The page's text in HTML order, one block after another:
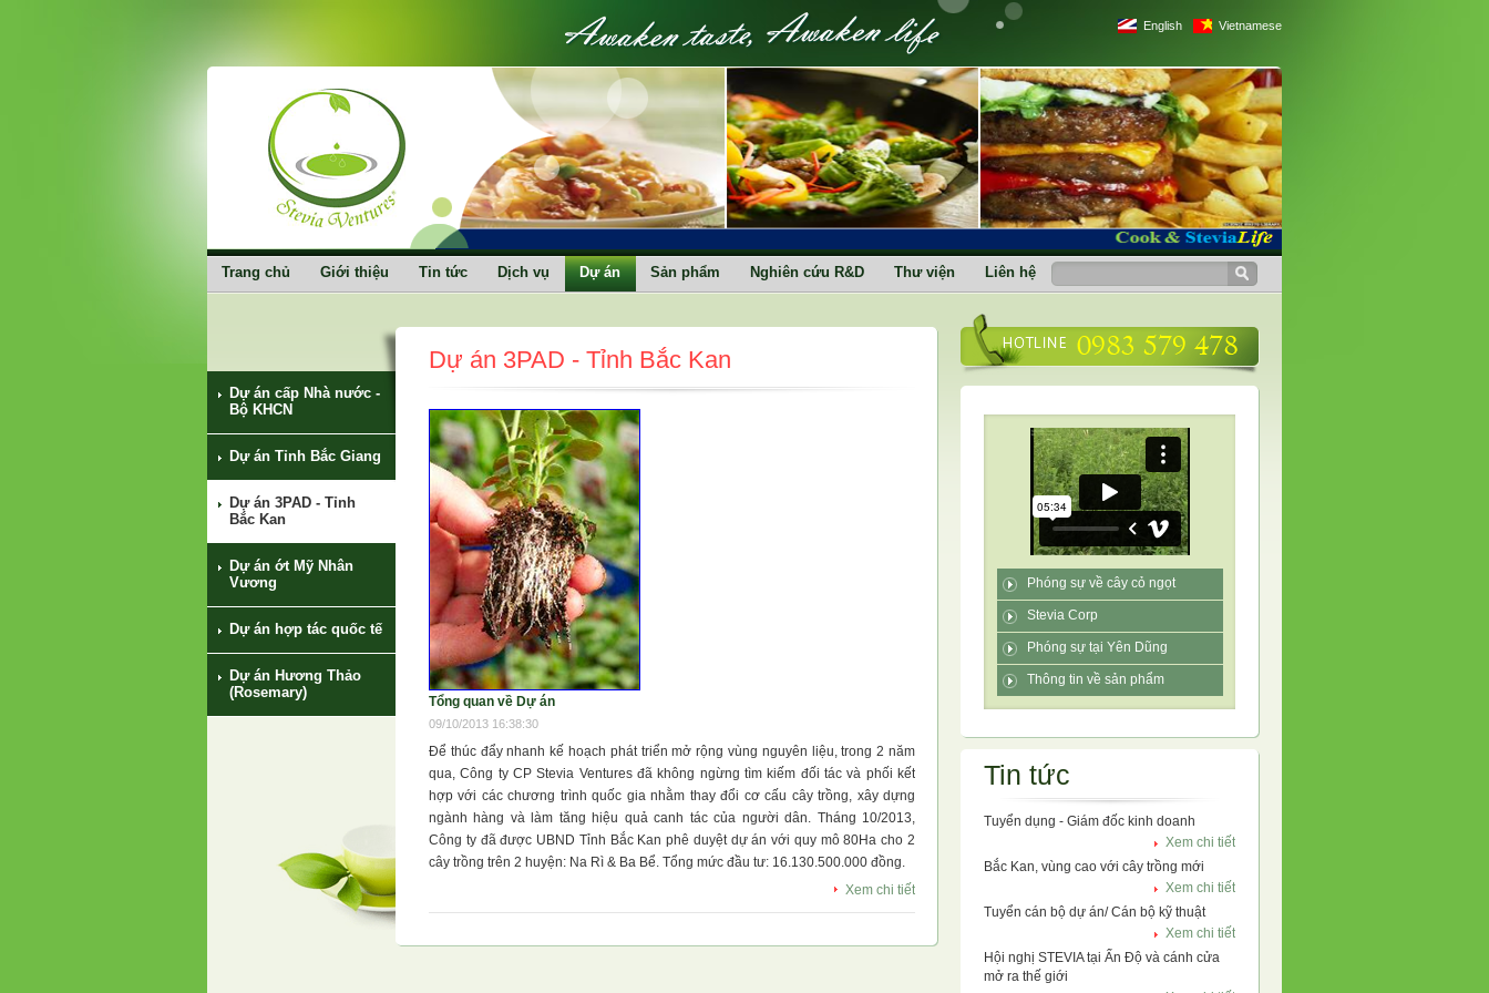
Vietnamese
English
Trang chủ Giới thiệu Tin tức Dịch vụ Dự án Sản phẩm Nghiên cứu R&D Thư viện Liên hệ
Dự án cấp Nhà nước -
Bộ KHCN
Dự án Tỉnh Bắc Giang
Dự án 3PAD - Tỉnh
Bắc Kan
Dự án ớt Mỹ Nhân
Vương
Dự án hợp tác quốc tế
Dự án Hương Thảo
(Rosemary)
Dự án 3PAD - Tỉnh Bắc Kan
Tổng quan về Dự án
09/10/2013 16:38:30
Để thúc đẩy nhanh kế hoạch phát triển mở rộng vùng nguyên liệu, trong 2 năm
qua, Công ty CP Stevia Ventures đã không ngừng tìm kiếm đối tác và phối kết
hợp với các chương trình quốc gia nhằm thay đổi cơ cấu cây trồng, xây dựng
ngành hàng và làm tăng hiệu quả canh tác của người dân. Tháng 10/2013,
Công ty đã được UBND Tỉnh Bắc Kan phê duyệt dự án với quy mô 80Ha cho 2
cây trồng trên 2 huyện: Na Rì & Ba Bể. Tổng mức đầu tư: 16.130.500.000 đồng.
Xem chi tiết
Phóng sự về cây cỏ ngọt
Stevia Corp
Phóng sự tại Yên Dũng
Thông tin về sản phẩm
Tin tức
Tuyển dụng - Giám đốc kinh doanh
Xem chi tiết
Bắc Kan, vùng cao với cây trồng mới
Xem chi tiết
Tuyển cán bộ dự án/ Cán bộ kỹ thuật
Xem chi tiết
Hội nghị STEVIA tại Ấn Độ và cánh cửa
mở ra thế giới